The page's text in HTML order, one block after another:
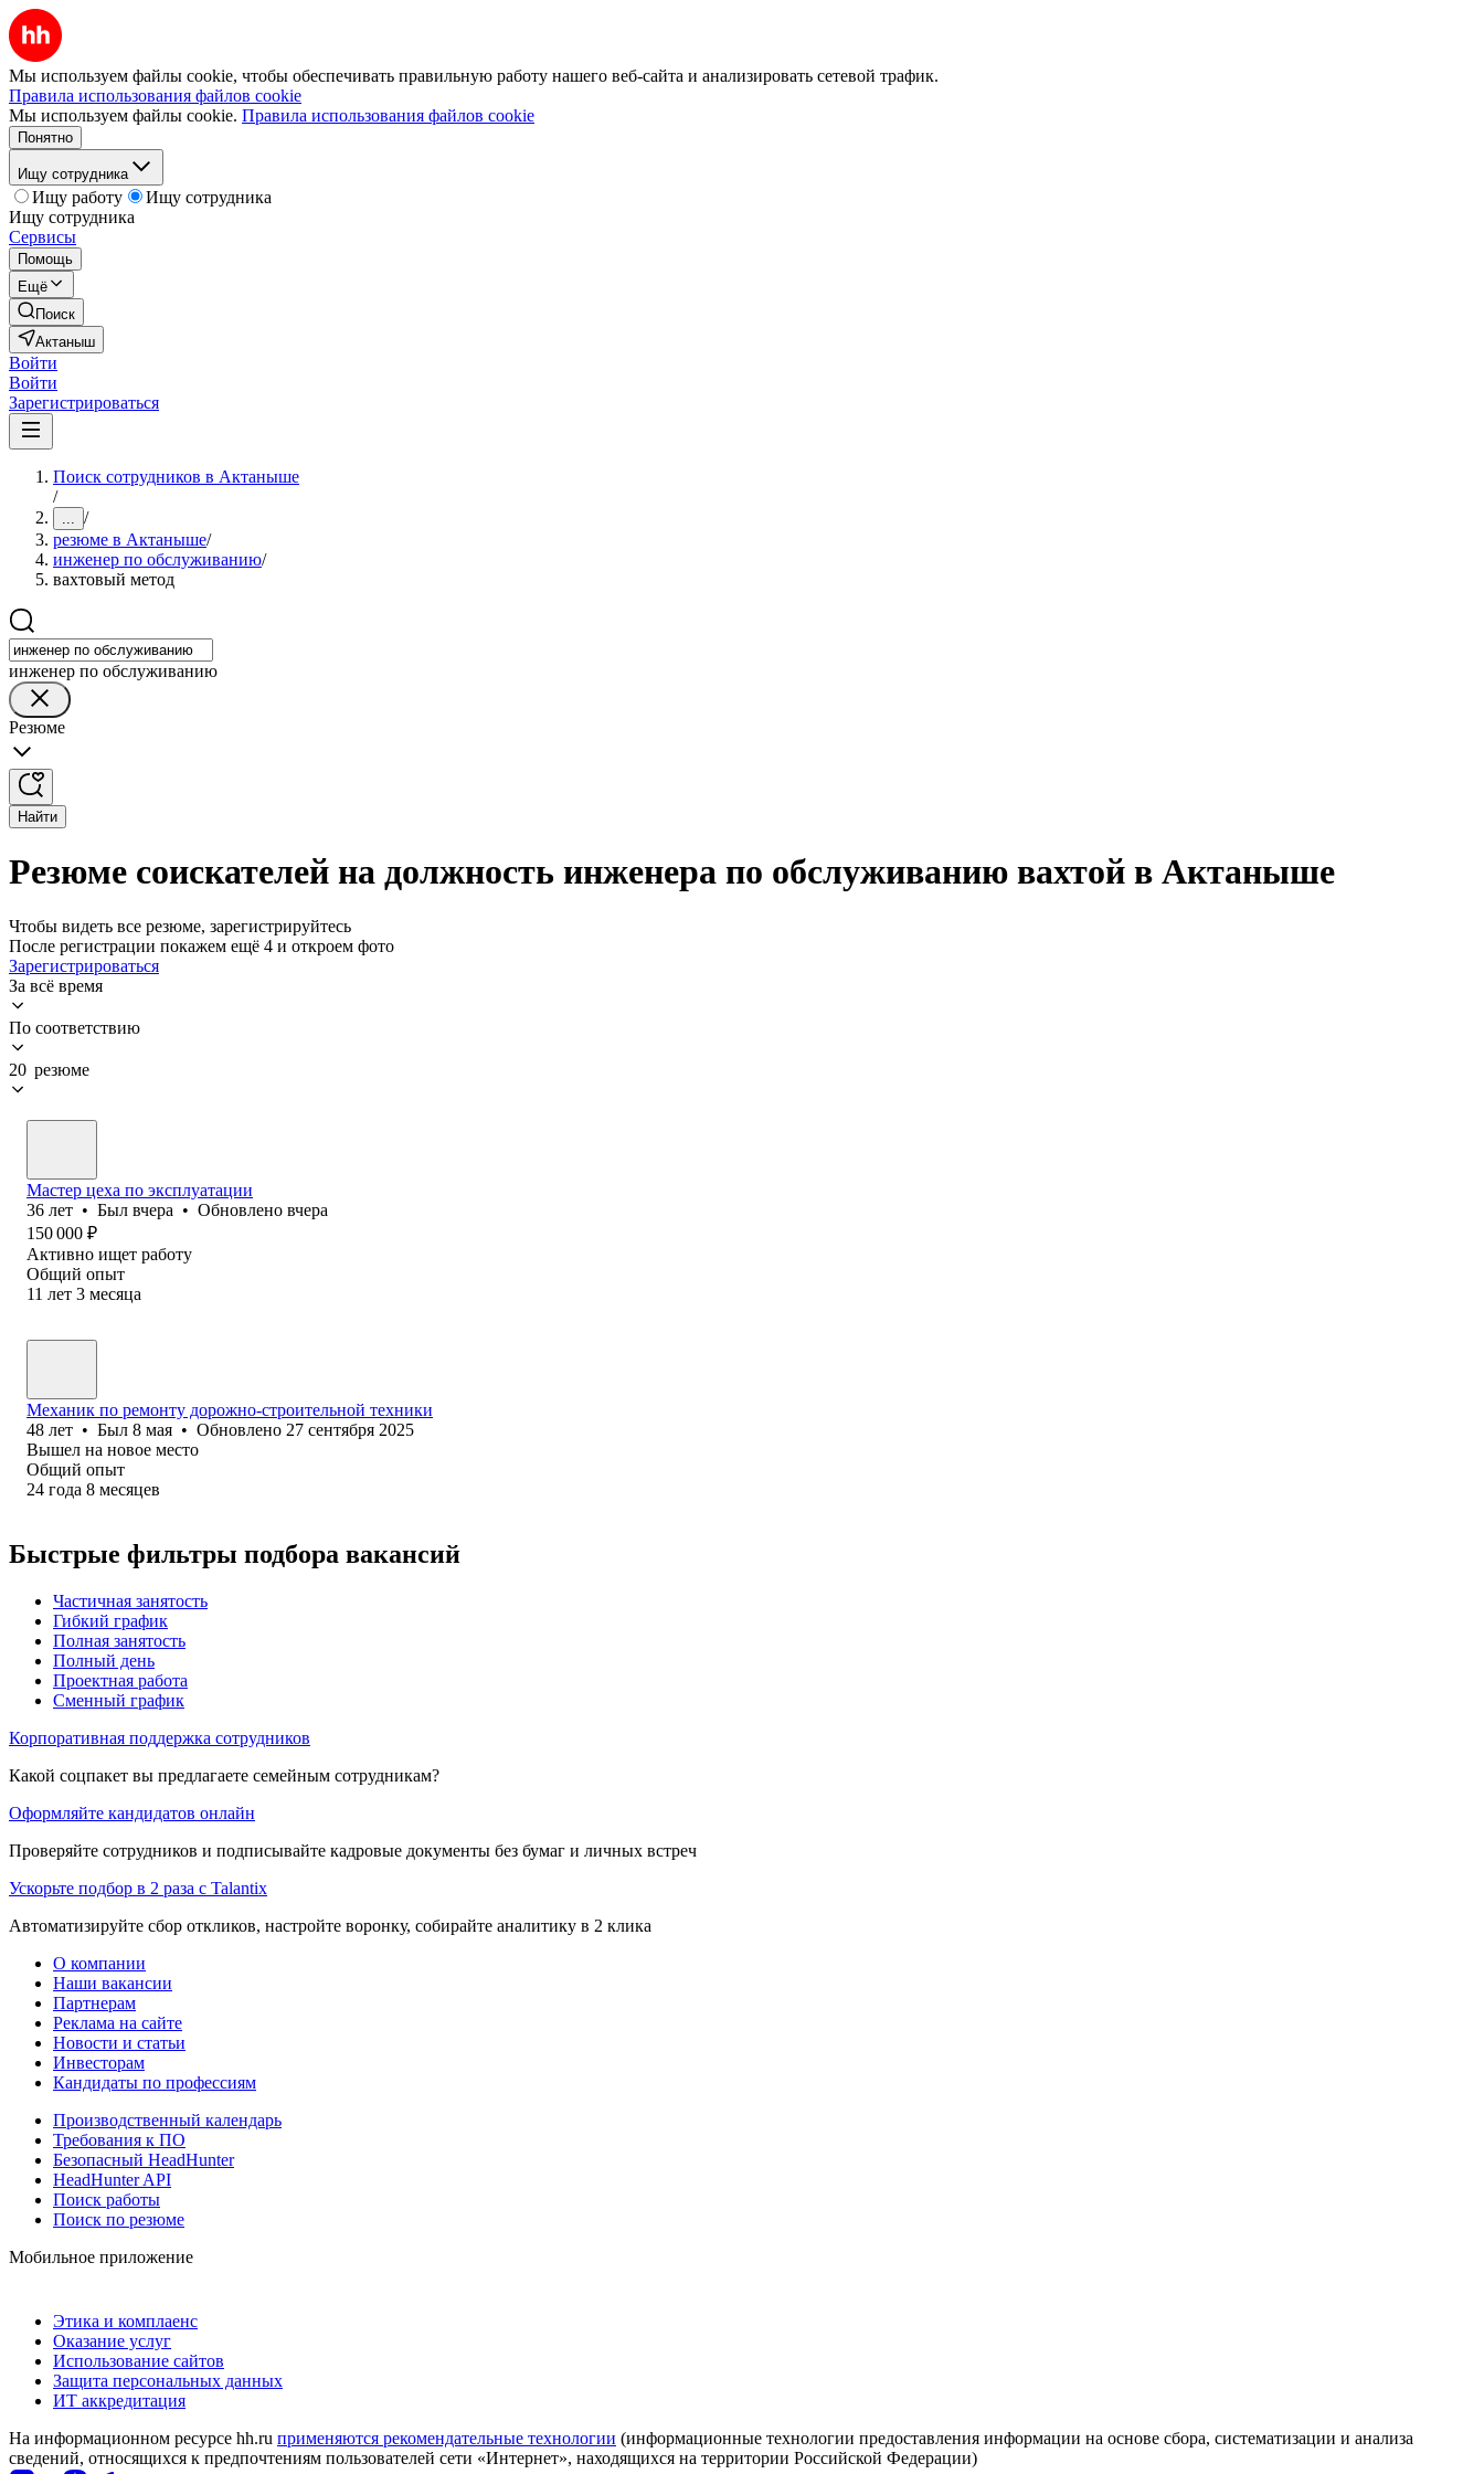
Мы используем файлы cookie, чтобы обеспечивать правильную работу нашего веб-сайта и анализировать сетевой трафик.
Правила использования файлов cookie
Мы используем файлы cookie. Правила использования файлов cookie
Понятно
Ищу сотрудника
Ищу работу
Ищу сотрудника
Ищу сотрудника
Сервисы
Помощь
Ещё
Поиск
Актаныш
Войти
Войти
Зарегистрироваться
Поиск сотрудников в Актаныше
/
... /
резюме в Актаныше/
инженер по обслуживанию/
вахтовый метод
инженер по обслуживанию
Резюме
Найти
Резюме соискателей на должность инженера по обслуживанию вахтой в Актаныше
Чтобы видеть все резюме, зарегистрируйтесь
После регистрации покажем ещё 4 и откроем фото
Зарегистрироваться
За всё время
По соответствию
20 резюме
Мастер цеха по эксплуатации
36 лет • Был вчера • Обновлено вчера
150 000 ₽
Активно ищет работу
Общий опыт
11 лет 3 месяца
Механик по ремонту дорожно-строительной техники
48 лет • Был 8 мая • Обновлено 27 сентября 2025
Вышел на новое место
Общий опыт
24 года 8 месяцев
Быстрые фильтры подбора вакансий
Частичная занятость
Гибкий график
Полная занятость
Полный день
Проектная работа
Сменный график
Корпоративная поддержка сотрудников
Какой соцпакет вы предлагаете семейным сотрудникам?
Оформляйте кандидатов онлайн
Проверяйте сотрудников и подписывайте кадровые документы без бумаг и личных встреч
Ускорьте подбор в 2 раза с Talantix
Автоматизируйте сбор откликов, настройте воронку, собирайте аналитику в 2 клика
О компании
Наши вакансии
Партнерам
Реклама на сайте
Новости и статьи
Инвесторам
Кандидаты по профессиям
Производственный календарь
Требования к ПО
Безопасный HeadHunter
HeadHunter API
Поиск работы
Поиск по резюме
Мобильное приложение
Этика и комплаенс
Оказание услуг
Использование сайтов
Защита персональных данных
ИТ аккредитация
На информационном ресурсе hh.ru применяются рекомендательные технологии (информационные технологии предоставления информации на основе сбора, систематизации и анализа
сведений, относящихся к предпочтениям пользователей сети «Интернет», находящихся на территории Российской Федерации)